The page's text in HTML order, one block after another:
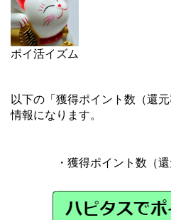
ポイ活イズム
以下の「獲得ポイント数（還
情報になります。
・獲得ポイント数（還